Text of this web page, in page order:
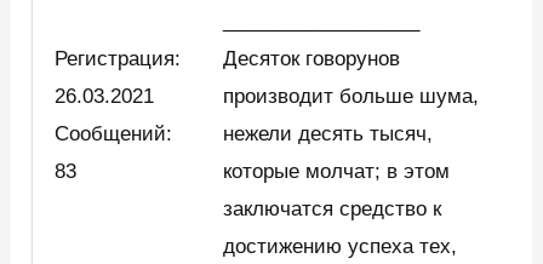
Регистрация:
26.03.2021
Сообщений:
83
Десяток говорунов
производит больше шума,
нежели десять тысяч,
которые молчат; в этом
заключатся средство к
достижению успеха тех,